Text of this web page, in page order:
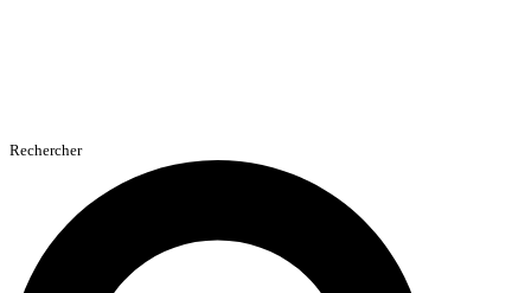
Rechercher